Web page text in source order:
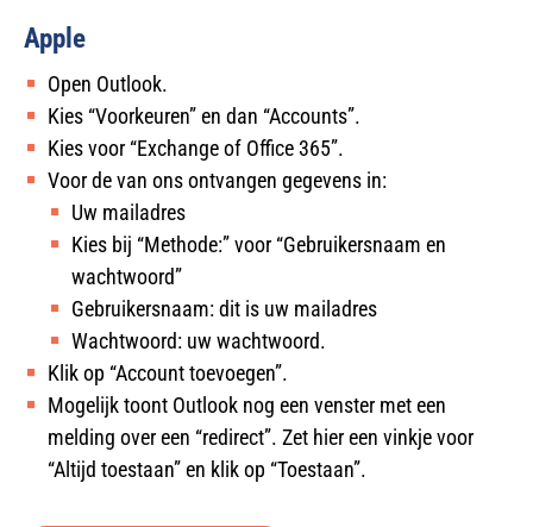
Apple
Open Outlook.
Kies “Voorkeuren” en dan “Accounts”.
Kies voor “Exchange of Office 365”.
Voor de van ons ontvangen gegevens in:
Uw mailadres
Kies bij “Methode:” voor “Gebruikersnaam en
wachtwoord”
Gebruikersnaam: dit is uw mailadres
Wachtwoord: uw wachtwoord.
Klik op “Account toevoegen”.
Mogelijk toont Outlook nog een venster met een
melding over een “redirect”. Zet hier een vinkje voor
“Altijd toestaan” en klik op “Toestaan”.